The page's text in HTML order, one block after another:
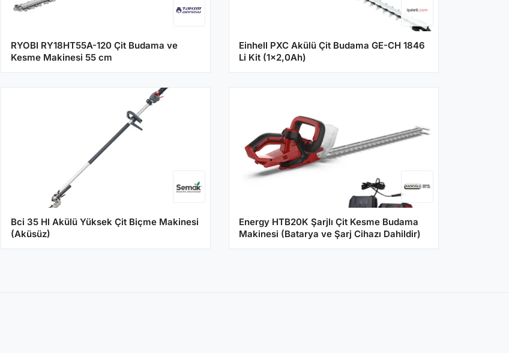
RYOBI RY18HT55A-120 Çit Budama ve
Kesme Makinesi 55 cm
Einhell PXC Akülü Çit Budama GE-CH 1846
Li Kit (1x2,0Ah)
Bci 35 Hl Akülü Yüksek Çit Biçme Makinesi
(Aküsüz)
Energy HTB20K Şarjlı Çit Kesme Budama
Makinesi (Batarya ve Şarj Cihazı Dahildir)